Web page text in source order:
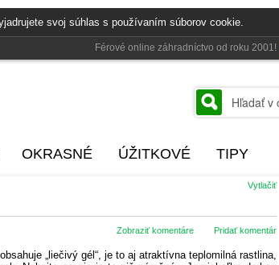
svoj súhlas s používaním súborov cookie.
Férové online záhradníctvo od roku 2001!
OKRASNÉ ÚŽITKOVÉ TIPY
Vytlačiť
Pridať komentár
Zobraziť komentáre
„liečivý gél“, je to aj atraktívna teplomilná rastlina,